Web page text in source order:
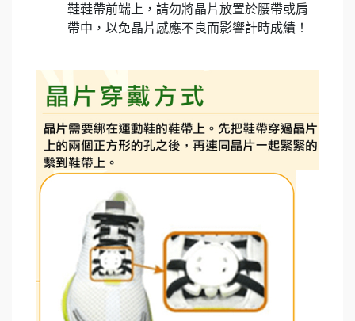
鞋鞋帶前端上，請勿將晶片放置於腰帶或肩
帶中，以免晶片感應不良而影響計時成績！